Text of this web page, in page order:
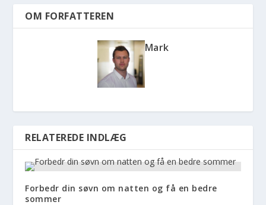
OM FORFATTEREN
Mark
RELATEREDE INDLÆG
Forbedr din søvn om natten og få en bedre
sommer